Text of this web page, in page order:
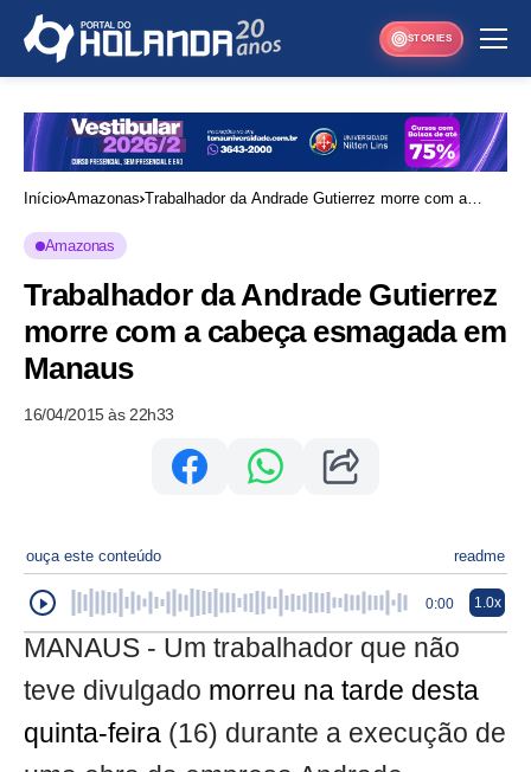
STORIES
Início Amazonas Trabalhador da Andrade Gutierrez morre com a
Amazonas
Trabalhador da Andrade Gutierrez
morre com a cabeça esmagada em
Manaus
16/04/2015 às 22h33
ouça este conteúdo readme
0:00 1.0x
MANAUS - Um trabalhador que não
teve divulgado morreu na tarde desta
quinta-feira (16) durante a execução de